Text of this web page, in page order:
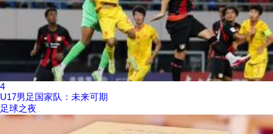
4
U17男足国家队：未来可期
足球之夜